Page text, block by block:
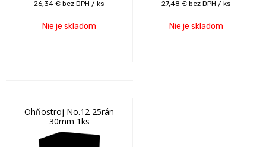
26,34 € bez DPH / ks
Nie je skladom
27,48 € bez DPH / ks
Nie je skladom
Ohňostroj No.12 25rán
30mm 1ks